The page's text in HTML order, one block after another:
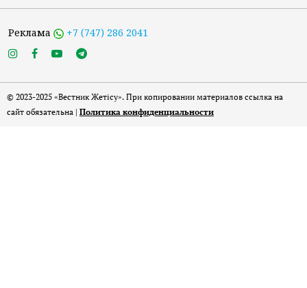
Реклама +7 (747) 286 2041
© 2023-2025 «Вестник Жетісу». При копировании материалов ссылка на
сайт обязательна | Политика конфиденциальности